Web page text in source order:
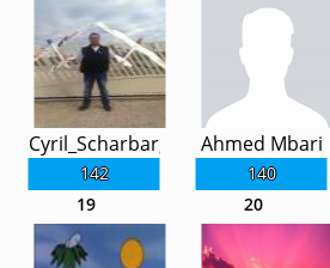
142
Cyril_Scharbarg
140
Ahmed Mbari
19 20